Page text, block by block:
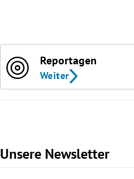
Reportagen
Weiter
Unsere Newsletter
Slide 1 von 9